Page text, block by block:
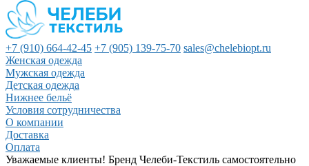
+7 (910) 664-42-45 +7 (905) 139-75-70 sales@chelebiopt.ru
Женская одежда
Мужская одежда
Детская одежда
Нижнее бельё
Условия сотрудничества
О компании
Доставка
Оплата
Уважаемые клиенты! Бренд Челеби-Текстиль самостоятельно